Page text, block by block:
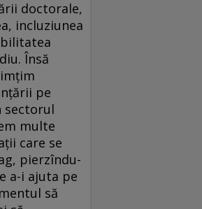
doctorale,
incluziunea
Însă
pe
sectorul
multe
care se
pierzîndu-
a-i ajuta pe
să